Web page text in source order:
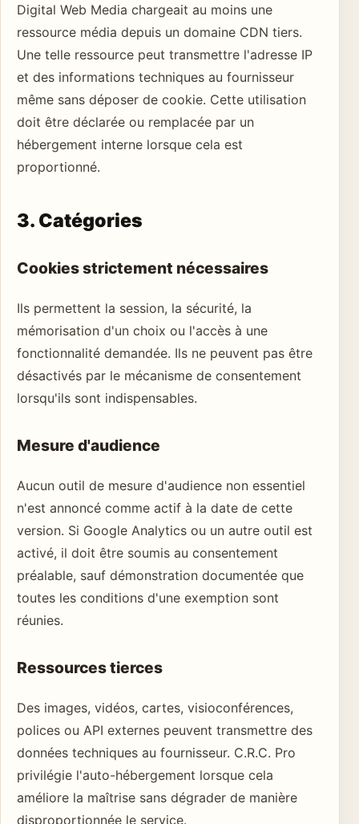
Digital Web Media chargeait au moins une
ressource média depuis un domaine CDN tiers.
Une telle ressource peut transmettre l'adresse IP
et des informations techniques au fournisseur
même sans déposer de cookie. Cette utilisation
doit être déclarée ou remplacée par un
hébergement interne lorsque cela est
proportionné.
3. Catégories
Cookies strictement nécessaires
Ils permettent la session, la sécurité, la
mémorisation d'un choix ou l'accès à une
fonctionnalité demandée. Ils ne peuvent pas être
désactivés par le mécanisme de consentement
lorsqu'ils sont indispensables.
Mesure d'audience
Aucun outil de mesure d'audience non essentiel
n'est annoncé comme actif à la date de cette
version. Si Google Analytics ou un autre outil est
activé, il doit être soumis au consentement
préalable, sauf démonstration documentée que
toutes les conditions d'une exemption sont
réunies.
Ressources tierces
Des images, vidéos, cartes, visioconférences,
polices ou API externes peuvent transmettre des
données techniques au fournisseur. C.R.C. Pro
privilégie l'auto-hébergement lorsque cela
améliore la maîtrise sans dégrader de manière
disproportionnée le service.